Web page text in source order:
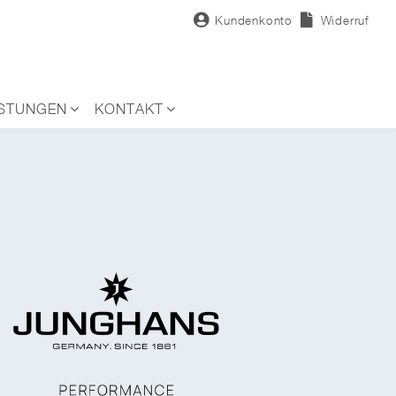
Kundenkonto Widerruf
KONTAKT